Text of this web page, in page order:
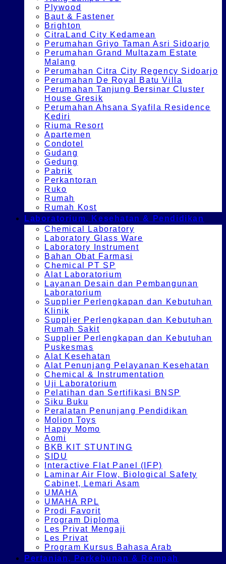
Plywood
Baut & Fastener
Brighton
CitraLand City Kedamean
Perumahan Griyo Taman Asri Sidoarjo
Perumahan Grand Multazam Estate
Malang
Perumahan Citra City Regency Sidoarjo
Perumahan De Royal Batu Villa
Perumahan Tanjung Bersinar Cluster
House Gresik
Perumahan Ahsana Syafila Residence
Kediri
Riuma Resort
Apartemen
Condotel
Gudang
Gedung
Pabrik
Perkantoran
Ruko
Rumah
Rumah Kost
Laboratorium, Kesehatan & Pendidikan
Chemical Laboratory
Laboratory Glass Ware
Laboratory Instrument
Bahan Obat Farmasi
Chemical PT SP
Alat Laboratorium
Layanan Desain dan Pembangunan
Laboratorium
Supplier Perlengkapan dan Kebutuhan
Klinik
Supplier Perlengkapan dan Kebutuhan
Rumah Sakit
Supplier Perlengkapan dan Kebutuhan
Puskesmas
Alat Kesehatan
Alat Penunjang Pelayanan Kesehatan
Chemical & Instrumentation
Uji Laboratorium
Pelatihan dan Sertifikasi BNSP
Siku Buku
Peralatan Penunjang Pendidikan
Molion Toys
Happy Momo
Aomi
BKB KIT STUNTING
SIDU
Interactive Flat Panel (IFP)
Laminar Air Flow, Biological Safety
Cabinet, Lemari Asam
UMAHA
UMAHA RPL
Prodi Favorit
Program Diploma
Les Privat Mengaji
Les Privat
Program Kursus Bahasa Arab
Pertanian, Perkebunan & Rempah